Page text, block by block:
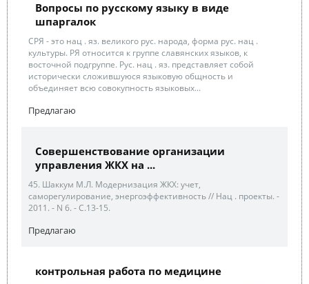
Вопросы по русскому языку в виде
шпаргалок
СРЯ - это нац . яз. великого рус. народа, форма рус. нац .
культуры. РЯ относится к группе славянских языков, к
восточной подгруппе. Рус. нац . яз. представляет собой
исторически сложившуюся языковую общность и
объединяет всю совокупность языковых...
Предлагаю
Совершенствование организации
управления ЖКХ на ...
45. Шаккум М.Л. Модернизация ЖКХ: учет,
саморегулирование, энергоэффективность // Нац . проекты. -
2011. - N 6. - С.13-15.
Предлагаю
контрольная работа по медицине